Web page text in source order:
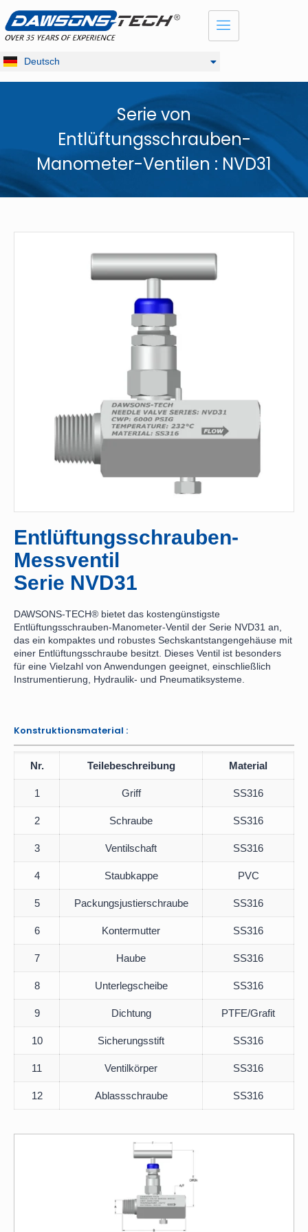
Deutsch
English
Français
Русский
Serie von
Entlüftungsschrauben-
Manometer-Ventilen : NVD31
Entlüftungsschrauben-
Messventil
Serie NVD31
DAWSONS-TECH® bietet das kostengünstigste
Entlüftungsschrauben-Manometer-Ventil der Serie NVD31 an,
das ein kompaktes und robustes Sechskantstangengehäuse mit
einer Entlüftungsschraube besitzt. Dieses Ventil ist besonders
für eine Vielzahl von Anwendungen geeignet, einschließlich
Instrumentierung, Hydraulik- und Pneumatiksysteme.
Konstruktionsmaterial :
Nr. Teilebeschreibung Material
1 Griff SS316
2 Schraube SS316
3 Ventilschaft SS316
4 Staubkappe PVC
5 Packungsjustierschraube SS316
6 Kontermutter SS316
7 Haube SS316
8 Unterlegscheibe SS316
9 Dichtung PTFE/Grafit
10 Sicherungsstift SS316
11 Ventilkörper SS316
12 Ablassschraube SS316